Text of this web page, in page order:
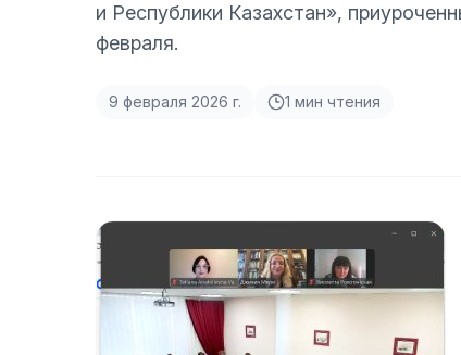
и Республики Казахстан»,
февраля.
9 февраля 2026 г. 1 мин чтения